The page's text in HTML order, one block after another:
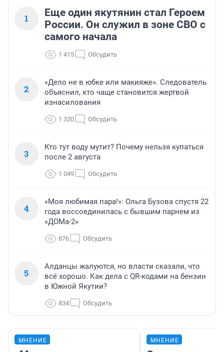
1
Еще один якутянин стал Героем
России. Он служил в зоне СВО с
самого начала
1 415 Обсудить
2
«Дело не в юбке или макияже». Следователь
объяснил, кто чаще становится жертвой
изнасилования
1 320 Обсудить
3
Кто тут воду мутит? Почему нельзя купаться
после 2 августа
1 049 Обсудить
4
«Моя любимая пара!»: Ольга Бузова спустя 22
года воссоединилась с бывшим парнем из
«ДОМа-2»
876 Обсудить
5
Алданцы жалуются, но власти сказали, что
всё хорошо. Как дела с QR-кодами на бензин
в Южной Якутии?
834 Обсудить
МНЕНИЕ МНЕНИЕ